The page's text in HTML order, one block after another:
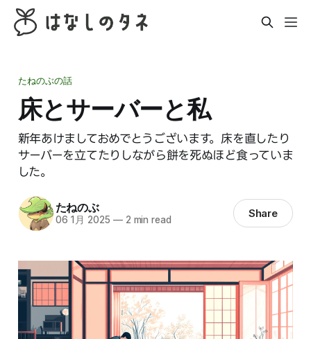
たねのぶの話
床とサーバーと私
新年あけましておめでとうございます。床を直したり
サーバーを立てたりしながら餅を死ぬほど食っていま
した。
たねのぶ
06 1月 2025 —2 min read Share